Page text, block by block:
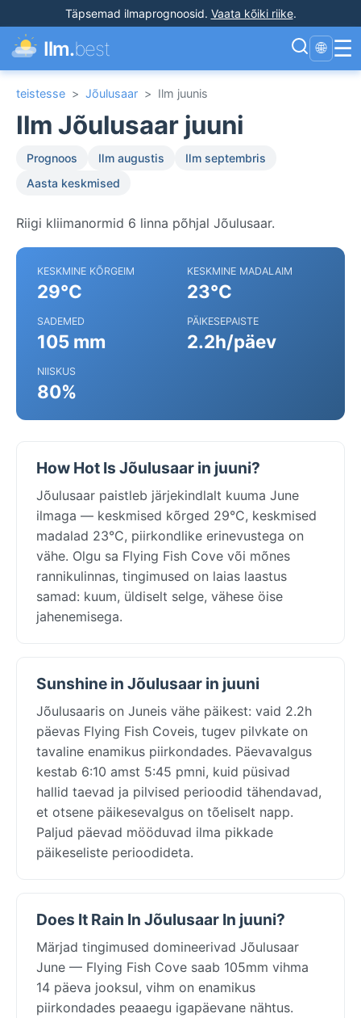
Täpsemad ilmaprognoosid. Vaata kõiki riike.
Ilm.best 🌐 ☰
teistesse > Jõulusaar > Ilm juunis
Ilm Jõulusaar juuni
Prognoos Ilm augustis
Ilm septembris
Aasta keskmised
Riigi kliimanormid 6 linna põhjal Jõulusaar.
KESKMINE KÕRGEIM
29°C
KESKMINE MADALAIM
23°C
SADEMED
105 mm
PÄIKESEPAISTE
2.2h/päev
NIISKUS
80%
How Hot Is Jõulusaar in juuni?
Jõulusaar paistleb järjekindlalt kuuma June
ilmaga — keskmised kõrged 29°C, keskmised
madalad 23°C, piirkondlike erinevustega on
vähe. Olgu sa Flying Fish Cove või mõnes
rannikulinnas, tingimused on laias laastus
samad: kuum, üldiselt selge, vähese öise
jahenemisega.
Sunshine in Jõulusaar in juuni
Jõulusaaris on Juneis vähe päikest: vaid 2.2h
päevas Flying Fish Coveis, tugev pilvkate on
tavaline enamikus piirkondades. Päevavalgus
kestab 6:10 amst 5:45 pmni, kuid püsivad
hallid taevad ja pilvised perioodid tähendavad,
et otsene päikesevalgus on tõeliselt napp.
Paljud päevad mööduvad ilma pikkade
päikeseliste perioodideta.
Does It Rain In Jõulusaar In juuni?
Märjad tingimused domineerivad Jõulusaar
June — Flying Fish Cove saab 105mm vihma
14 päeva jooksul, vihm on enamikus
piirkondades peaaegu igapäevane nähtus.